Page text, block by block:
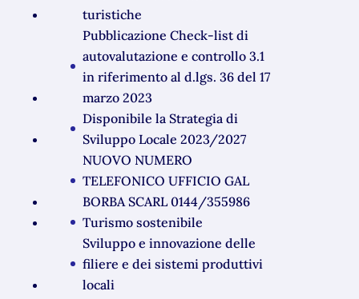
turistiche
Pubblicazione Check-list di
autovalutazione e controllo 3.1
in riferimento al d.lgs. 36 del 17
marzo 2023
Disponibile la Strategia di
Sviluppo Locale 2023/2027
NUOVO NUMERO
TELEFONICO UFFICIO GAL
BORBA SCARL 0144/355986
Turismo sostenibile
Sviluppo e innovazione delle
filiere e dei sistemi produttivi
locali